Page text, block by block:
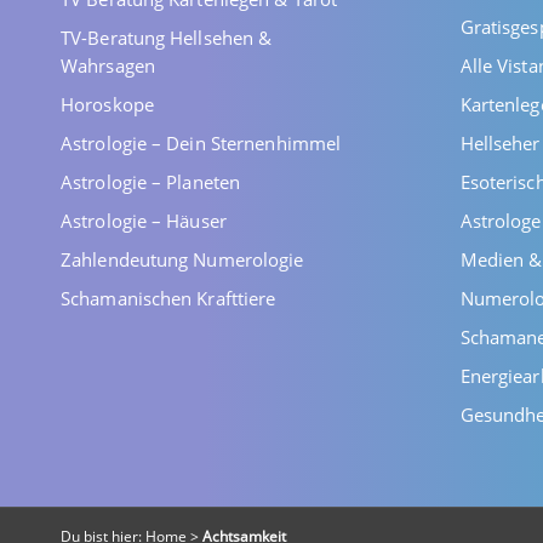
TV-Beratung Hellsehen &
Wahrsagen
Horoskope
Astrologie – Dein Sternenhimmel
Astrologie – Planeten
Astrologie – Häuser
Zahlendeutung Numerologie
Schamanischen Krafttiere
Alle
Medien
Du bist hier: Home > Achtsamkeit